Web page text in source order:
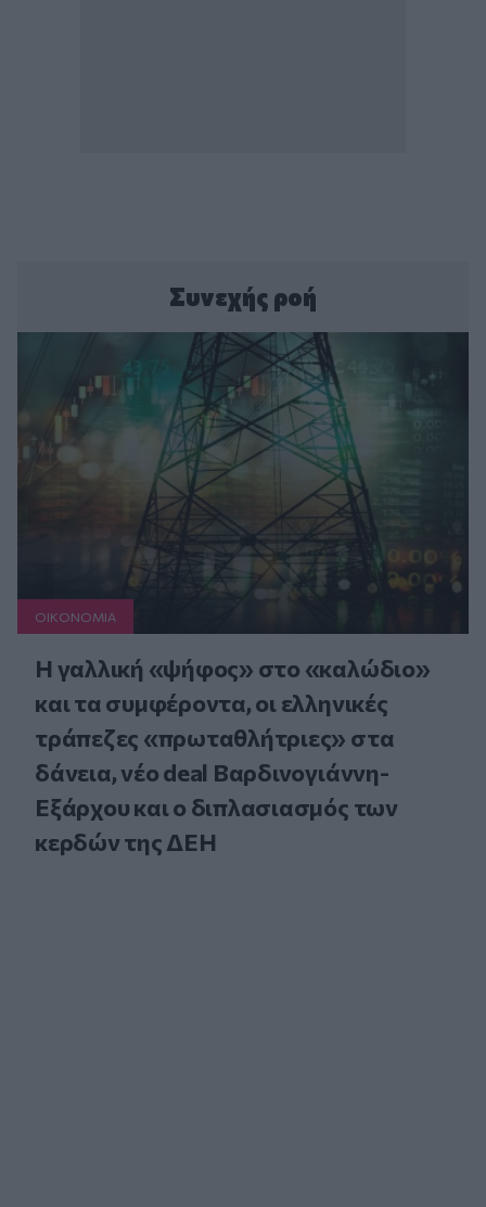
Συνεχής ροή
ΟΙΚΟΝΟΜΙΑ
Η γαλλική «ψήφος» στο «καλώδιο»
και τα συμφέροντα, οι ελληνικές
τράπεζες «πρωταθλήτριες» στα
δάνεια, νέο deal Βαρδινογιάννη-
Εξάρχου και ο διπλασιασμός των
κερδών της ΔΕΗ